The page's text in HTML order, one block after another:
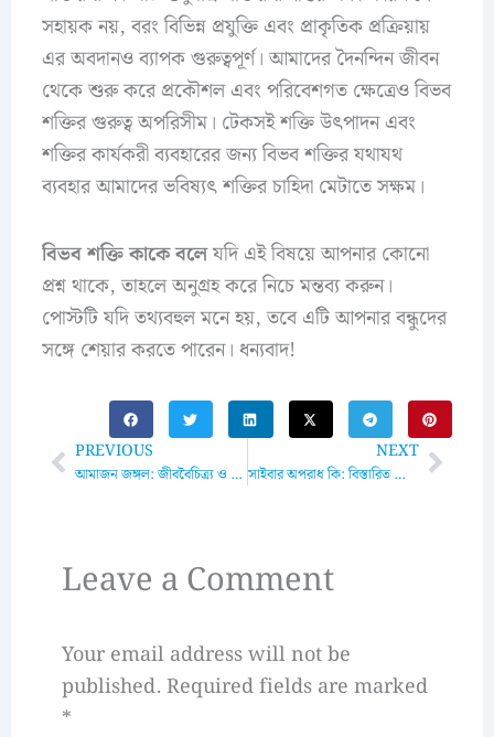
সহায়ক নয়, বরং বিভিন্ন প্রযুক্তি এবং প্রাকৃতিক প্রক্রিয়ায়
এর অবদানও ব্যাপক গুরুত্বপূর্ণ। আমাদের দৈনন্দিন জীবন
থেকে শুরু করে প্রকৌশল এবং পরিবেশগত ক্ষেত্রেও বিভব
শক্তির গুরুত্ব অপরিসীম। টেকসই শক্তি উৎপাদন এবং
শক্তির কার্যকরী ব্যবহারের জন্য বিভব শক্তির যথাযথ
ব্যবহার আমাদের ভবিষ্যৎ শক্তির চাহিদা মেটাতে সক্ষম।
বিভব শক্তি কাকে বলেযদি এই বিষয়ে আপনার কোনো
প্রশ্ন থাকে, তাহলে অনুগ্রহ করে নিচে মন্তব্য করুন।
পোস্টটি যদি তথ্যবহুল মনে হয়, তবে এটি আপনার বন্ধুদের
সঙ্গে শেয়ার করতে পারেন। ধন্যবাদ!
Prev
PREVIOUS
আমাজন জঙ্গল: জীববৈচিত্র্য ও পরিবেশগত গুরুত্ব
NEXT
সাইবার অপরাধ কি: বিস্তারিত জানুন এবং প্রতিরোধের কার্যকর উপায়গুলি অনুসরণ করুন Next
Leave a Comment
Your email address will not be
published. Required fields are marked
*